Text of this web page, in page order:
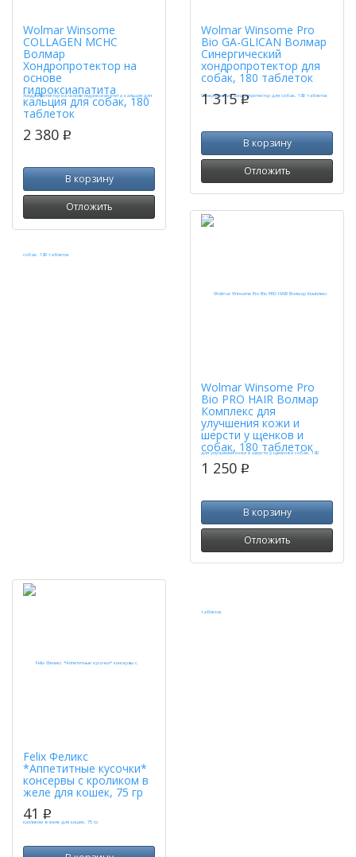
Wolmar Winsome
COLLAGEN MCHC
Волмар
Хондропротектор на
основе
гидроксиапатита
кальция для собак, 180
таблеток
2 380 p
В корзину
Отложить
Wolmar Winsome Pro
Bio GA-GLICAN Волмар
Синергический
хондропротектор для
собак, 180 таблеток
1 315p
В корзину
Отложить
Wolmar Winsome Pro
Bio PRO HAIR Волмар
Комплекс для
улучшения кожи и
шерсти у щенков и
собак, 180 таблеток
1 250 p
В корзину
Отложить
Felix Феликс
*Аппетитные кусочки*
консервы с кроликом в
желе для кошек, 75 гр
41 p